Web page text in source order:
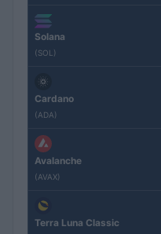
Solana
(SOL)
Cardano
(ADA)
Avalanche
(AVAX)
Terra Luna Classic